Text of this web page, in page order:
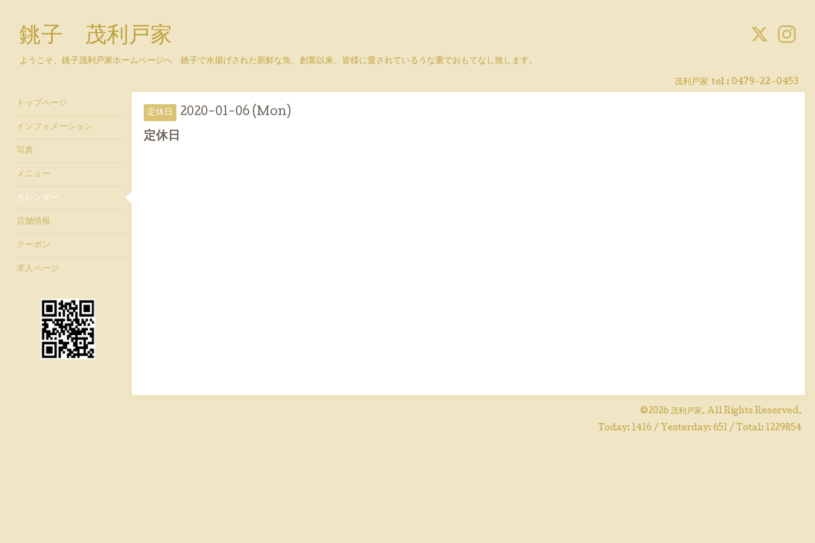
銚子 茂利戸家
ようこそ、銚子茂利戸家ホームページへ 銚子で水揚げされた新鮮な魚、創業以来、皆様に愛されているうな重でおもてなし致します。
茂利戸家 tel : 0479-22-0453
定休日 2020-01-06 (Mon)
定休日
©2026 茂利戸家. All Rights Reserved.
Today: 1416 / Yesterday: 651 / Total: 1229854
トップページ
インフォメーション
写真
メニュー
カレンダー
店舗情報
クーポン
求人ページ